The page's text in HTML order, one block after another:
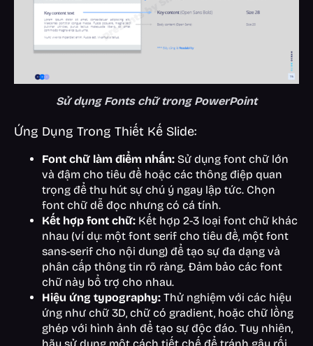
Sử dụng Fonts chữ trong PowerPoint
Ứng Dụng Trong Thiết Kế Slide:
Font chữ làm điểm nhấn: Sử dụng font chữ lớn
và đậm cho tiêu đề hoặc các thông điệp quan
trọng để thu hút sự chú ý ngay lập tức. Chọn
font chữ dễ đọc nhưng có cá tính.
Kết hợp font chữ: Kết hợp 2-3 loại font chữ khác
nhau (ví dụ: một font serif cho tiêu đề, một font
sans-serif cho nội dung) để tạo sự đa dạng và
phân cấp thông tin rõ ràng. Đảm bảo các font
chữ này bổ trợ cho nhau.
Hiệu ứng typography: Thử nghiệm với các hiệu
ứng như chữ 3D, chữ có gradient, hoặc chữ lồng
ghép với hình ảnh để tạo sự độc đáo. Tuy nhiên,